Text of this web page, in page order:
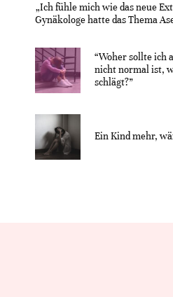
„Ich fühle mich wie das neue
Gynäkologe hatte das Thema
“Woher sollte ich
nicht normal ist,
schlägt?”
Ein Kind mehr,